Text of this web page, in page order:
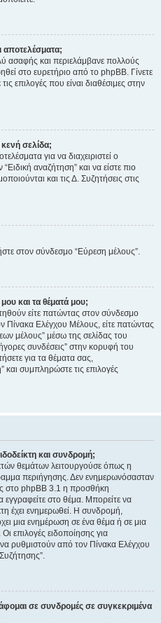
αποτελέσματα;
ασαφής και περιελάμβανε πολλούς
στο ευρετήριο από το phpBB. Γίνετε
επιλογές που είναι διαθέσιμες στην
κενή σελίδα;
για να διαχειριστεί ο
αναζήτηση” και να είστε πιο
και τις Δ. Συζητήσεις στις
στον σύνδεσμο “Εύρεση μέλους”.
και τα θέματά μου;
είτε πατώντας στον σύνδεσμο
Πίνακα Ελέγχου Μέλους, είτε πατώντας
μέλους” μέσω της σελίδας του
συνδέσεις” στην κορυφή του
για τα θέματα σας,
και συμπληρώστε τις επιλογές
και συνδρομή;
θεμάτων λειτουργούσε όπως η
περιήγησης. Δεν ενημερωνόσασταν
στο phpBB 3.1 η προσθήκη
εγγραφείτε στο θέμα. Μπορείτε να
έχει ενημερωθεί. Η συνδρομή,
μια ενημέρωση σε ένα θέμα ή σε μια
επιλογές ειδοποίησης για
ρυθμιστούν από τον Πίνακα Ελέγχου
σε συνδρομές σε συγκεκριμένα